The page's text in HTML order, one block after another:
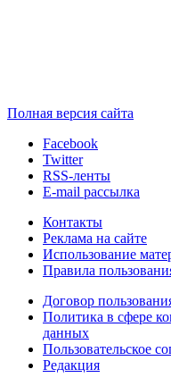
Полная версия сайта
Facebook
Twitter
RSS-ленты
E-mail рассылка
Контакты
Реклама на сайте
Использование
Правила
Договор
Политика в сфере
данных
Пользовательское
Редакция